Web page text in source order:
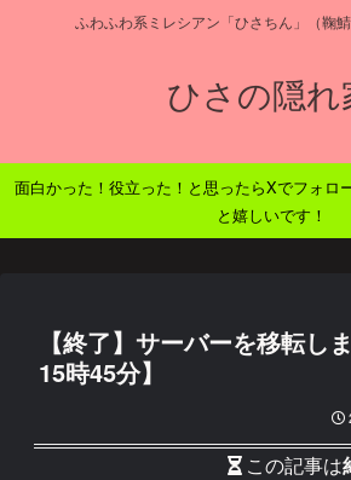
ふわふわ系ミレシアン「ひさちん」（鞠
ひさの隠れ
面白かった！役立った！と思ったらXでフォロ
と嬉しいです！
【終了】サーバーを移転し
15時45分】
この記事は